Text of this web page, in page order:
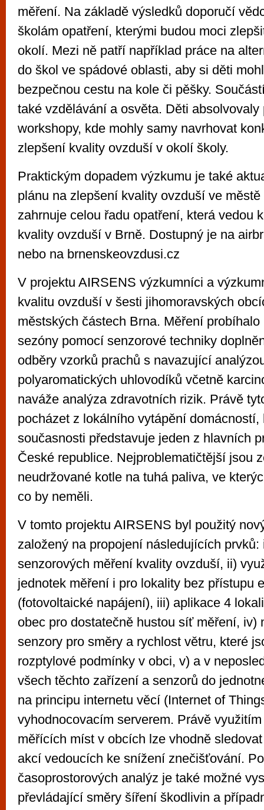
měření. Na základě výsledků doporučí
školám opatření, kterými budou moci
okolí. Mezi ně patří například práce na
do škol ve spádové oblasti, aby si děti
bezpečnou cestu na kole či pěšky.
také vzdělávání a osvěta. Děti absolvovaly
workshopy, kde mohly samy navrhovat
zlepšení kvality ovzduší v okolí školy.
Praktickým dopadem výzkumu je také
plánu na zlepšení kvality ovzduší ve městě
zahrnuje celou řadu opatření, která vedou
kvality ovzduší v Brně. Dostupný je na
nebo na brnenskeovzdusi.cz
V projektu AIRSENS výzkumníci a
kvalitu ovzduší v šesti jihomoravských
městských částech Brna. Měření probíhalo
sezóny pomocí senzorové techniky
odběry vzorků prachů s navazující
polyaromatických uhlovodíků včetně
naváže analýza zdravotních rizik. Právě
pocházet z lokálního vytápění domácností,
současnosti představuje jeden z hlavních
České republice. Nejproblematičtější jsou
neudržované kotle na tuhá paliva, ve
co by neměli.
V tomto projektu AIRSENS byl použitý
založený na propojení následujících prvků:
senzorových měření kvality ovzduší, ii)
jednotek měření i pro lokality bez přístupu
(fotovoltaické napájení), iii) aplikace 4
obec pro dostatečně hustou síť měření, iv)
senzory pro směry a rychlost větru, které
rozptylové podmínky v obci, v) a v
všech těchto zařízení a senzorů do
na principu internetu věcí (Internet of
vyhodnocovacím serverem. Právě
měřících míst v obcích lze vhodně
akcí vedoucích ke snížení znečišťování.
časoprostorových analýz je také možné
převládající směry šíření škodlivin a